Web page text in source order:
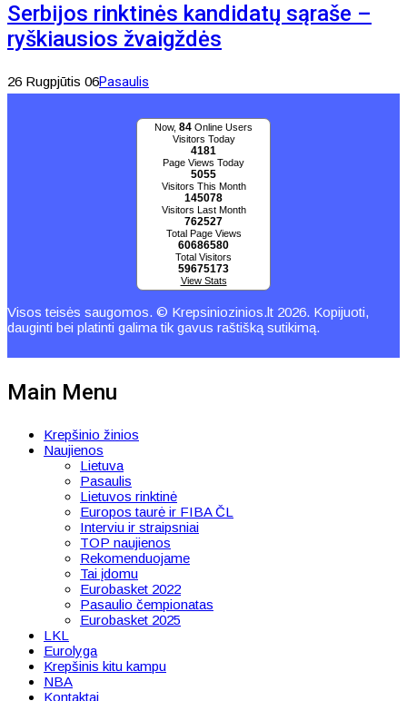
Serbijos rinktinės kandidatų sąraše –
ryškiausios žvaigždės
26 Rugpjūtis 06Pasaulis
Now, 84 Online Users
Visitors Today
4181
Page Views Today
5055
Visitors This Month
145078
Visitors Last Month
762527
Total Page Views
60686580
Total Visitors
59675173
View Stats
Visos teisės saugomos. © Krepsiniozinios.lt 2026. Kopijuoti,
dauginti bei platinti galima tik gavus raštišką sutikimą.
Main Menu
Krepšinio žinios
Naujienos
Lietuva
Pasaulis
Lietuvos rinktinė
Europos taurė ir FIBA ČL
Interviu ir straipsniai
TOP naujienos
Rekomenduojame
Tai įdomu
Eurobasket 2022
Pasaulio čempionatas
Eurobasket 2025
LKL
Eurolyga
Krepšinis kitu kampu
NBA
Kontaktai